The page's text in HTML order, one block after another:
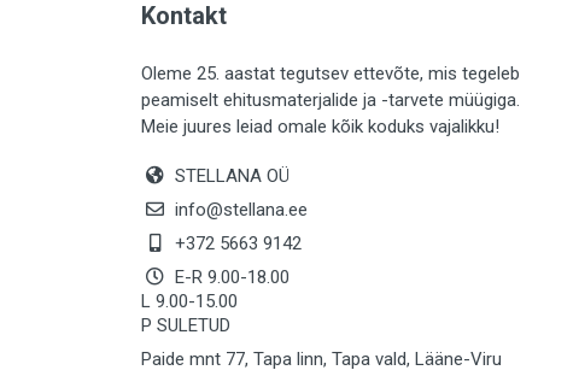
LIISTUD (183)
KIVID (31)
KATTED (132)
MAALRITARBED (1024)
SOOJUSTUS (15)
KEEMIA (220)
TÖÖRIIDED (117)
SAUN (8)
Kontakt
Oleme 25. aastat tegutsev ettevõte, mis tegeleb
peamiselt ehitusmaterjalide ja -tarvete müügiga.
Meie juures leiad omale kõik koduks vajalikku!
STELLANA OÜ
info@stellana.ee
+372 5663 9142
E-R 9.00-18.00
L 9.00-15.00
P SULETUD
Paide mnt 77, Tapa linn, Tapa vald, Lääne-Viru